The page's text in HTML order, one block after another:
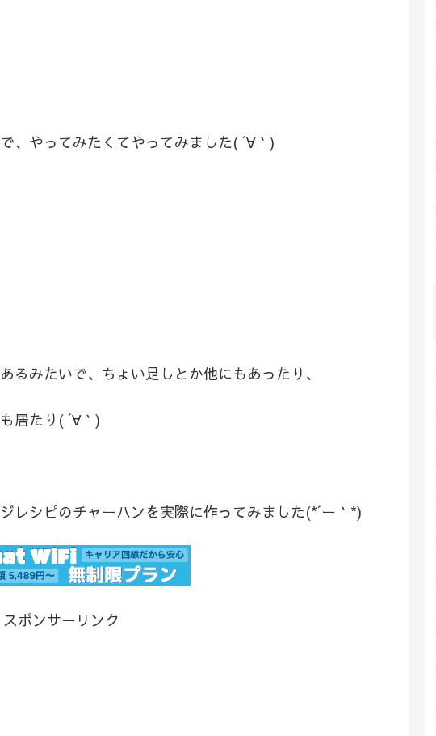
、やってみたくてやってみました( ´∀｀)
るみたいで、ちょい足しとか他にもあったり、
居たり( ´∀｀)
レシピのチャーハンを実際に作ってみました(*´ー｀*)
スポンサーリンク